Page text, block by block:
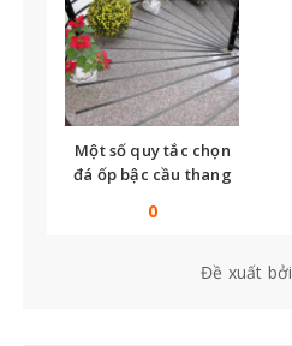
Một số quy tắc chọn
đá ốp bậc cầu thang
0
Đề xuất bởi